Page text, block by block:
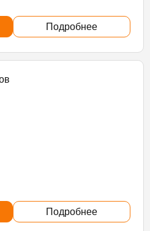
Подробнее
Подробнее